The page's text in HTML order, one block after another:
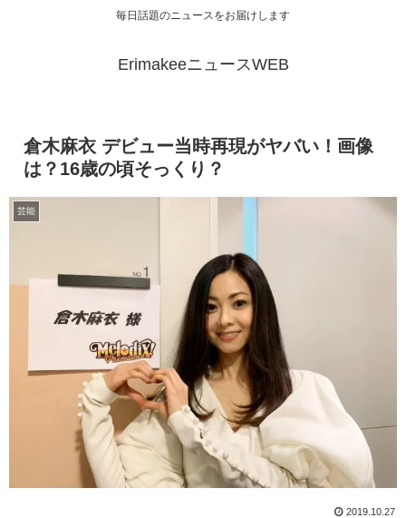
毎日話題のニュースをお届けします
ErimakeeニュースWEB
倉木麻衣 デビュー当時再現がヤバい！画像
は？16歳の頃そっくり？
芸能
2019.10.27